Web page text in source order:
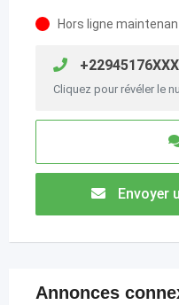
Hors ligne
+22945176XXX
Cliquez pour révéler le
Envoyer
Annonces